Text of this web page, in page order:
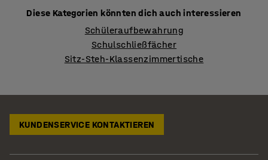
Diese Kategorien könnten dich auch interessieren
Schüleraufbewahrung
Schulschließfächer
Sitz-Steh-Klassenzimmertische
KUNDENSERVICE KONTAKTIEREN